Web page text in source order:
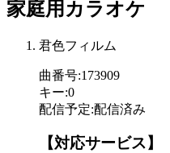
家庭用カラオケ
君色フィルム
曲番号:173909
キー:0
配信予定:配信済み
【対応サービス】